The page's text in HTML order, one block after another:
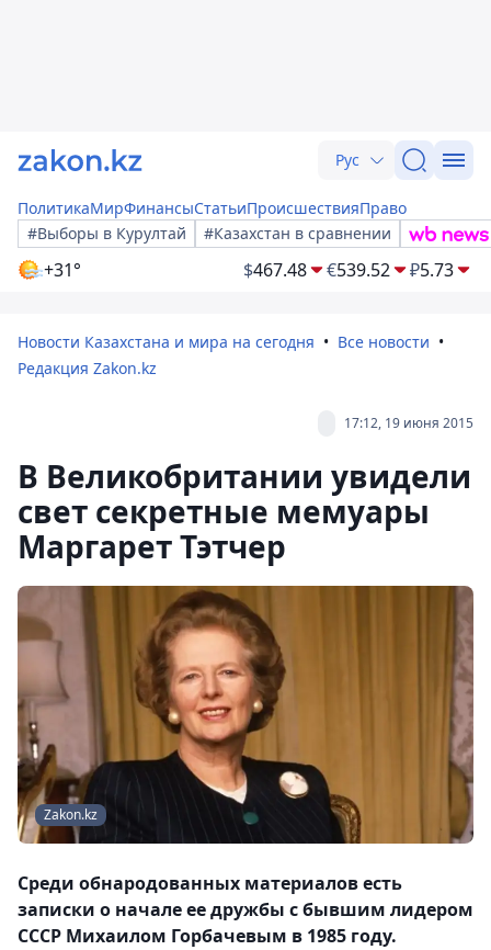
Рус
ПолитикаМирФинансыСтатьиПроисшествияПраво
#Выборы в Курултай
#Казахстан в сравнении
+31° $467.48 €539.52 ₽5.73
Новости Казахстана и мира на сегодня
Все новости
Редакция Zakon.kz
17:12, 19 июня 2015
В Великобритании увидели
свет секретные мемуары
Маргарет Тэтчер
Zakon.kz
Среди обнародованных материалов есть
записки о начале ее дружбы с бывшим лидером
СССР Михаилом Горбачевым в 1985 году.